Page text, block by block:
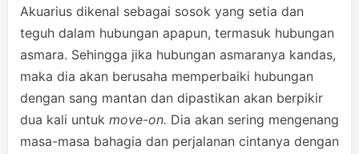
Akuarius dikenal sebagai sosok yang setia dan
teguh dalam hubungan apapun, termasuk hubungan
asmara. Sehingga jika hubungan asmaranya kandas,
maka dia akan berusaha memperbaiki hubungan
dengan sang mantan dan dipastikan akan berpikir
dua kali untuk move-on. Dia akan sering mengenang
masa-masa bahagia dan perjalanan cintanya dengan